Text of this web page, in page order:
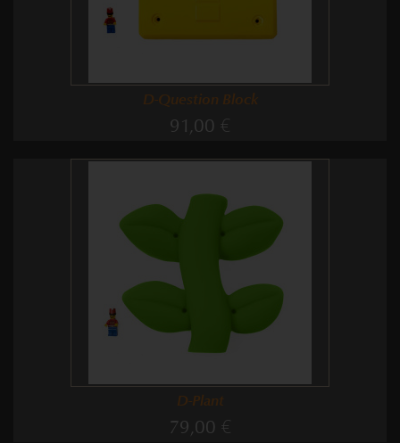
D-Question Block
91,00 €
D-Plant
79,00 €